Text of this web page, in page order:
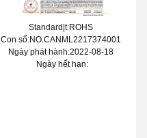
Standard|t:ROHS
Con số:NO.CANML2217374001
Ngày phát hành:2022-08-18
Ngày hết hạn: